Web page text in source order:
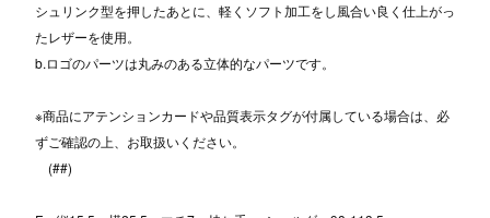
シュリンク型を押したあとに、軽くソフト加工をし風合い良く仕上がっ
たレザーを使用。
b.ロゴのパーツは丸みのある立体的なパーツです。
※商品にアテンションカードや品質表示タグが付属している場合は、必
ずご確認の上、お取扱いください。
(##)